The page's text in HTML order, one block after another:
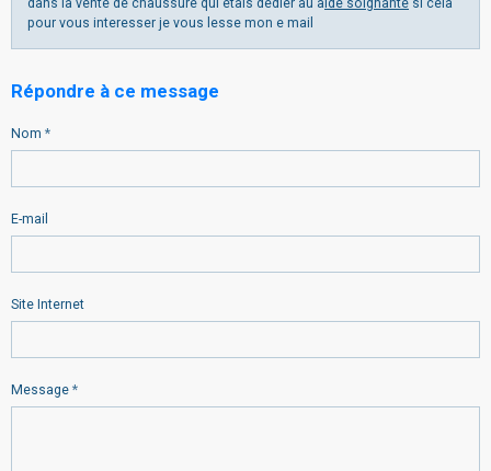
pour vous interesser je vous lesse mon e mail
Répondre à ce message
Nom
E-mail
Site Internet
Message